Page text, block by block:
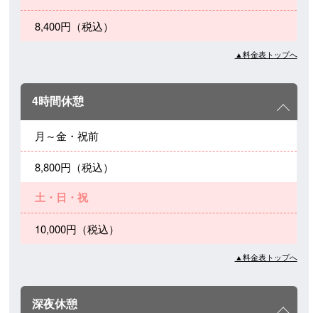
8,400円（税込）
▲料金表トップへ
4時間休憩
月～金・祝前
8,800円（税込）
土・日・祝
10,000円（税込）
▲料金表トップへ
深夜休憩